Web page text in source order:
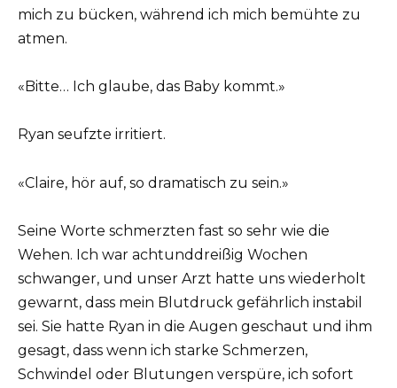
mich zu bücken, während ich mich bemühte zu
atmen.
«Bitte… Ich glaube, das Baby kommt.»
Ryan seufzte irritiert.
«Claire, hör auf, so dramatisch zu sein.»
Seine Worte schmerzten fast so sehr wie die
Wehen. Ich war achtunddreißig Wochen
schwanger, und unser Arzt hatte uns wiederholt
gewarnt, dass mein Blutdruck gefährlich instabil
sei. Sie hatte Ryan in die Augen geschaut und ihm
gesagt, dass wenn ich starke Schmerzen,
Schwindel oder Blutungen verspüre, ich sofort